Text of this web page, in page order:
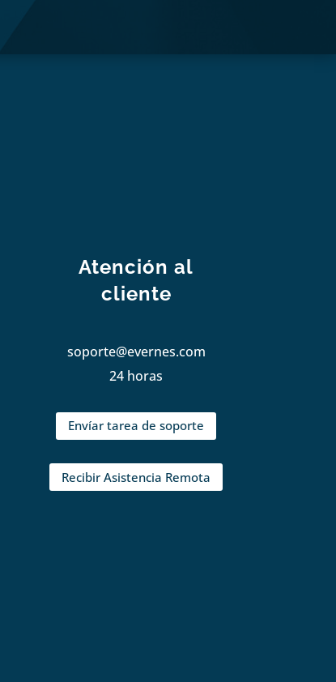
Atención al
cliente
soporte@evernes.com
24 horas
Envíar tarea de soporte
Recibir Asistencia Remota